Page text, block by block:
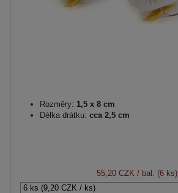
Rozměry: 1,5 x 8 cm
Délka drátku: cca 2,5 cm
55,20 CZK / bal. (6 ks)